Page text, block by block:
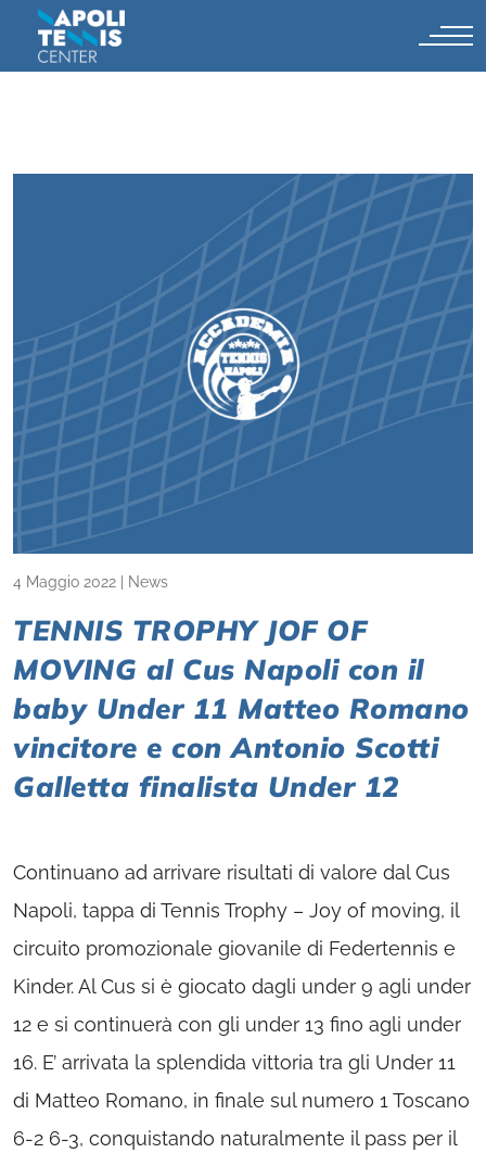
4 Maggio 2022 News
TENNIS TROPHY JOF OF
MOVING al Cus Napoli con il
baby Under 11 Matteo Romano
vincitore e con Antonio Scotti
Galletta finalista Under 12
Continuano ad arrivare risultati di valore dal Cus
Napoli, tappa di Tennis Trophy – Joy of moving, il
circuito promozionale giovanile di Federtennis e
Kinder. Al Cus si è giocato dagli under 9 agli under
12 e si continuerà con gli under 13 fino agli under
16. E’ arrivata la splendida vittoria tra gli Under 11
di Matteo Romano, in finale sul numero 1 Toscano
6-2 6-3, conquistando naturalmente il pass per il